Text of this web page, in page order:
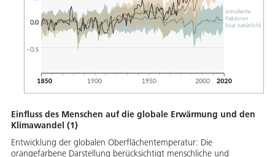
Einfluss des Menschen auf die globale Erwärmung und den
Klimawandel (1)
Entwicklung der globalen Oberflächentemperatur: Die
orangefarbene Darstellung berücksichtigt menschliche und